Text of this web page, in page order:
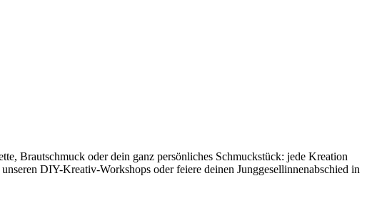
Brautschmuck oder dein ganz persönliches Schmuckstück: jede Kreation
DIY-Kreativ-Workshops oder feiere deinen Junggesellinnenabschied in